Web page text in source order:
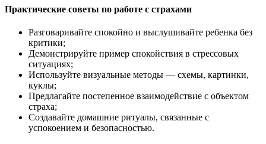
Практические советы по работе с страхами
Разговаривайте спокойно и выслушивайте ребенка без
критики;
Демонстрируйте пример спокойствия в стрессовых
ситуациях;
Используйте визуальные методы — схемы, картинки,
куклы;
Предлагайте постепенное взаимодействие с объектом
страха;
Создавайте домашние ритуалы, связанные с
успокоением и безопасностью.